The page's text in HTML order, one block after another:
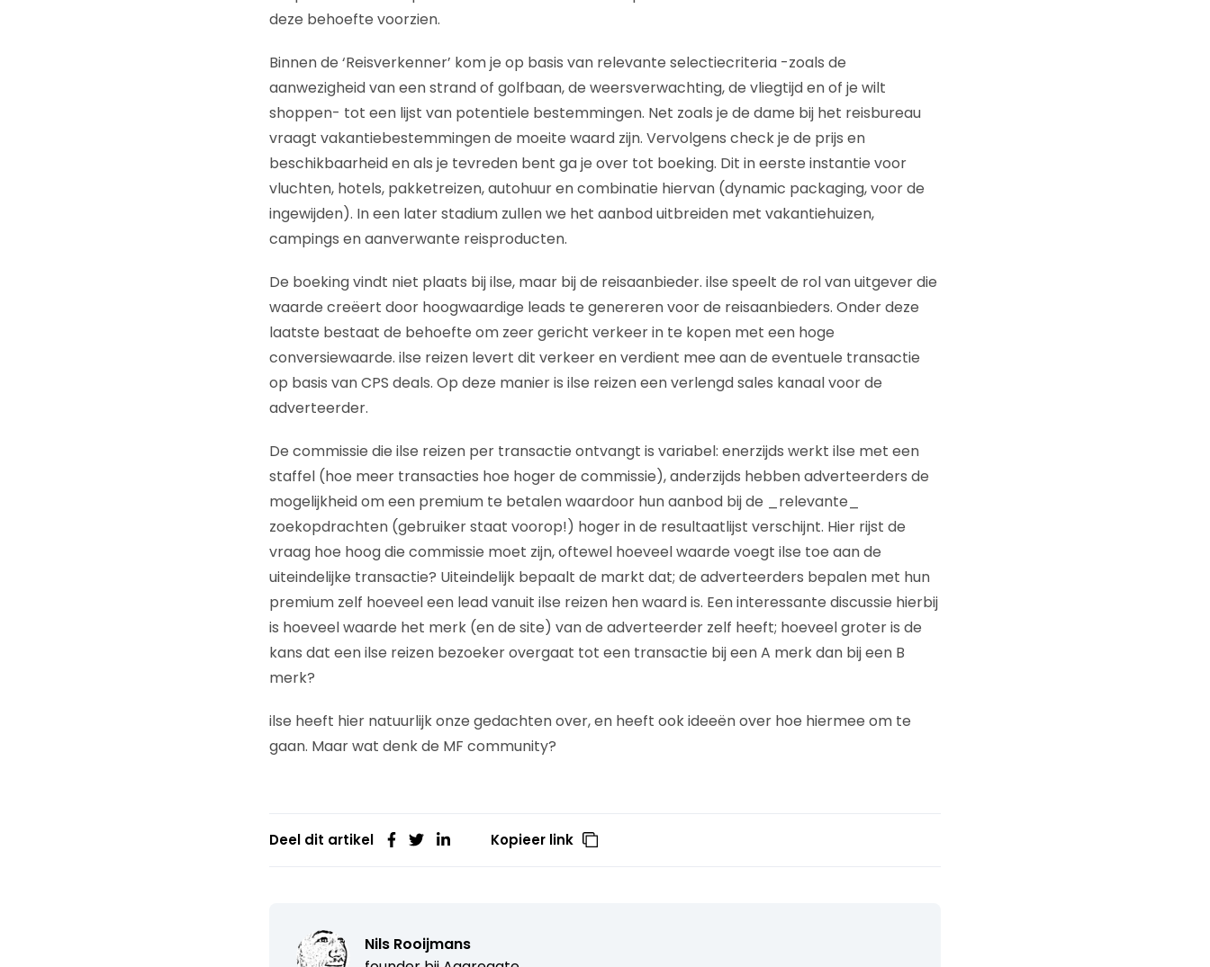
deze behoefte voorzien.
Binnen de ‘Reisverkenner’ kom je op basis van relevante selectiecriteria -zoals de
aanwezigheid van een strand of golfbaan, de weersverwachting, de vliegtijd en of je wilt
shoppen- tot een lijst van potentiele bestemmingen. Net zoals je de dame bij het reisbureau
vraagt vakantiebestemmingen de moeite waard zijn. Vervolgens check je de prijs en
beschikbaarheid en als je tevreden bent ga je over tot boeking. Dit in eerste instantie voor
vluchten, hotels, pakketreizen, autohuur en combinatie hiervan (dynamic packaging, voor de
ingewijden). In een later stadium zullen we het aanbod uitbreiden met vakantiehuizen,
campings en aanverwante reisproducten.
De boeking vindt niet plaats bij ilse, maar bij de reisaanbieder. ilse speelt de rol van uitgever die
waarde creëert door hoogwaardige leads te genereren voor de reisaanbieders. Onder deze
laatste bestaat de behoefte om zeer gericht verkeer in te kopen met een hoge
conversiewaarde. ilse reizen levert dit verkeer en verdient mee aan de eventuele transactie
op basis van CPS deals. Op deze manier is ilse reizen een verlengd sales kanaal voor de
adverteerder.
De commissie die ilse reizen per transactie ontvangt is variabel: enerzijds werkt ilse met een
staffel (hoe meer transacties hoe hoger de commissie), anderzijds hebben adverteerders de
mogelijkheid om een premium te betalen waardoor hun aanbod bij de _relevante_
zoekopdrachten (gebruiker staat voorop!) hoger in de resultaatlijst verschijnt. Hier rijst de
vraag hoe hoog die commissie moet zijn, oftewel hoeveel waarde voegt ilse toe aan de
uiteindelijke transactie? Uiteindelijk bepaalt de markt dat; de adverteerders bepalen met hun
premium zelf hoeveel een lead vanuit ilse reizen hen waard is. Een interessante discussie hierbij
is hoeveel waarde het merk (en de site) van de adverteerder zelf heeft; hoeveel groter is de
kans dat een ilse reizen bezoeker overgaat tot een transactie bij een A merk dan bij een B
merk?
ilse heeft hier natuurlijk onze gedachten over, en heeft ook ideeën over hoe hiermee om te
gaan. Maar wat denk de MF community?
Deel dit artikel Kopieer link
Nils Rooijmans